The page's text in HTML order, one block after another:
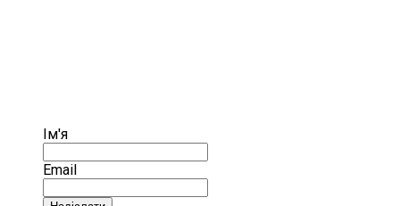
Ім'я
Email